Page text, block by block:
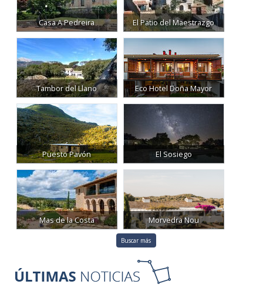
Casa A Pedreira El Patio del Maestrazgo
Tambor del Llano Eco Hotel Doña Mayor
Puesto Pavón El Sosiego
Mas de la Costa Morvedra Nou
Buscar más